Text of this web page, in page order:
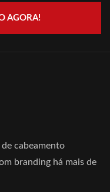
AGORA!
cabeamento
branding há mais de